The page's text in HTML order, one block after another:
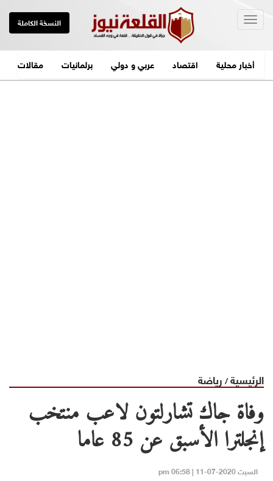
النسخة الكاملة
أخبار محلية اقتصاد عربي و دولي برلمانيات مقالات
الرئيسية/ رياضة
وفاة جاك تشارلتون لاعب منتخب
إنجلترا الأسبق عن 85 عاما
السبت 2020-07-11 | 06:58 pm